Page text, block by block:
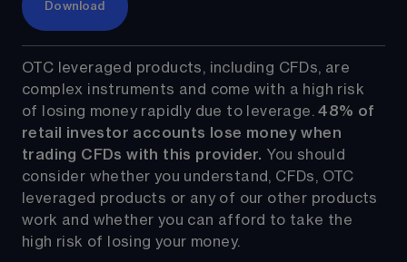
Download
OTC leveraged products, including CFDs, are
complex instruments and come with a high risk
of losing money rapidly due to leverage. 48% of
retail investor accounts lose money when
trading CFDs with this provider. You should
consider whether you understand, CFDs, OTC
leveraged products or any of our other products
work and whether you can afford to take the
high risk of losing your money.